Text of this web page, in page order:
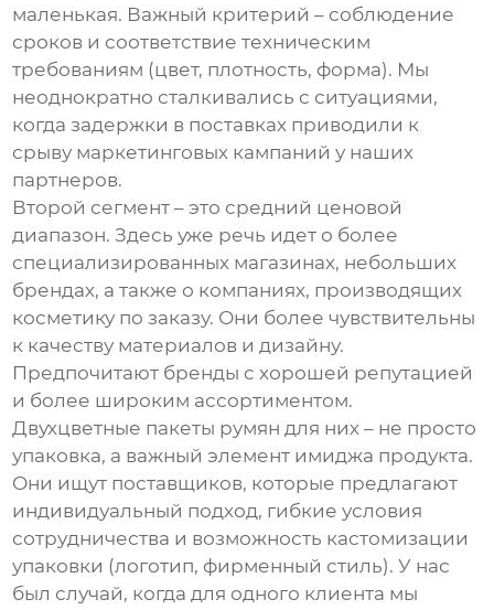
маленькая. Важный критерий – соблюдение
сроков и соответствие техническим
требованиям (цвет, плотность, форма). Мы
неоднократно сталкивались с ситуациями,
когда задержки в поставках приводили к
срыву маркетинговых кампаний у наших
партнеров.
Второй сегмент – это средний ценовой
диапазон. Здесь уже речь идет о более
специализированных магазинах, небольших
брендах, а также о компаниях, производящих
косметику по заказу. Они более чувствительны
к качеству материалов и дизайну.
Предпочитают бренды с хорошей репутацией
и более широким ассортиментом.
Двухцветные пакеты румян для них – не просто
упаковка, а важный элемент имиджа продукта.
Они ищут поставщиков, которые предлагают
индивидуальный подход, гибкие условия
сотрудничества и возможность кастомизации
упаковки (логотип, фирменный стиль). У нас
был случай, когда для одного клиента мы